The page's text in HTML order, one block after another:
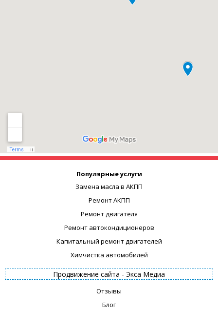
Популярные услуги
Замена масла в АКПП
Ремонт АКПП
Ремонт двигателя
Ремонт автокондиционеров
Капитальный ремонт двигателей
Химчистка автомобилей
Продвижение сайта - Экса Медиа
Отзывы
Блог